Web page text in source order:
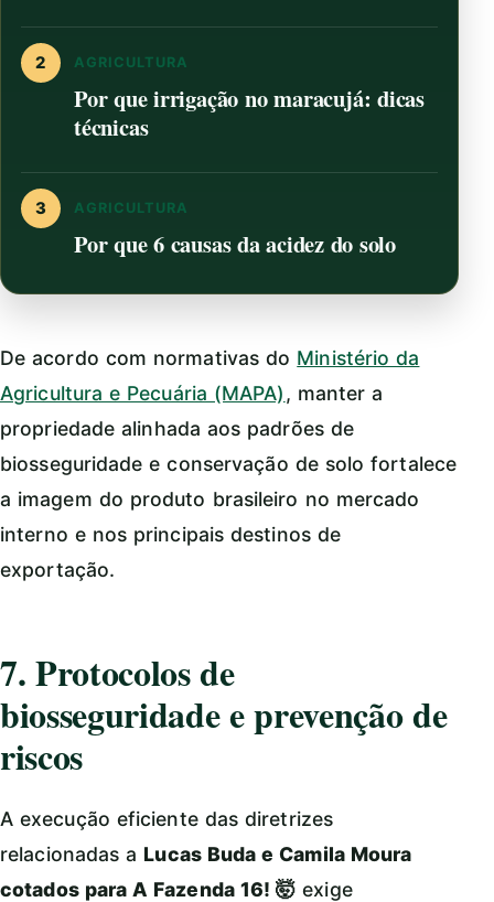
2 AGRICULTURA
Por que irrigação no maracujá: dicas
técnicas
3 AGRICULTURA
Por que 6 causas da acidez do solo
De acordo com normativas do Ministério da
Agricultura e Pecuária (MAPA), manter a
propriedade alinhada aos padrões de
biosseguridade e conservação de solo fortalece
a imagem do produto brasileiro no mercado
interno e nos principais destinos de
exportação.
7. Protocolos de
biosseguridade e prevenção de
riscos
A execução eficiente das diretrizes
relacionadas a Lucas Buda e Camila Moura
cotados para A Fazenda 16! 🤯 exige